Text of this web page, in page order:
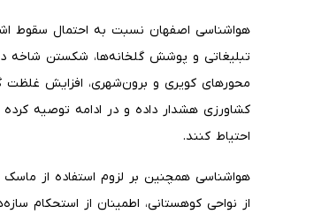
هواشناسی اصفهان نسبت به احتمال سقوط
تبلیغاتی و پوشش گلخانه‌ها، شکستن شاخه
محورهای کویری و برون‌شهری، افزایش
کشاورزی هشدار داده و در ادامه توصیه
احتیاط کنند.
هواشناسی همچنین بر لزوم استفاده از ماسک
از نواحی کوهستانی، اطمینان از استحکام‌